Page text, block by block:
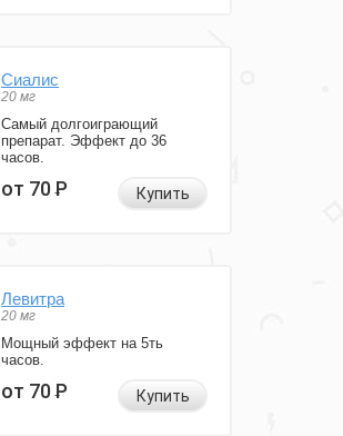
Сиалис
20 мг
Самый долгоиграющий
препарат. Эффект до 36
часов.
от 70Р Купить
Левитра
20 мг
Мощный эффект на 5ть
часов.
от 70Р Купить